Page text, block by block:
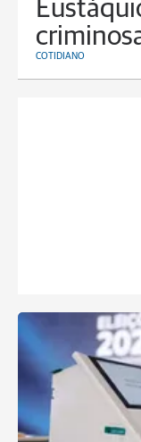
COTIDIANO